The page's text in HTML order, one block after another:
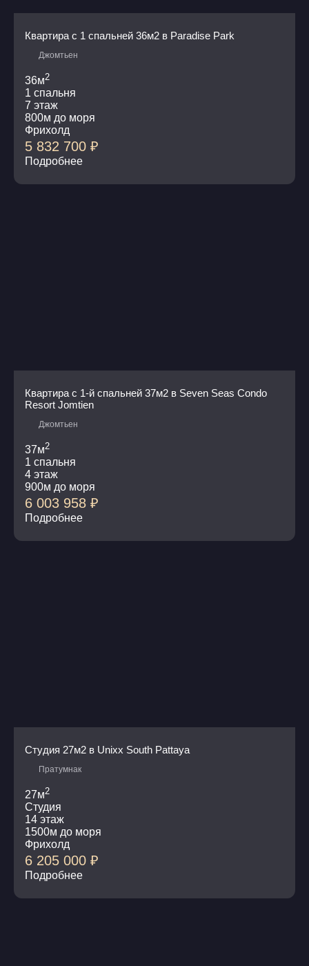
Квартира с 1 спальней 36м2 в Paradise Park
Джомтьен
36м2
1 спальня
7 этаж
800м до моря
Фрихолд
5 832 700 ₽
Подробнее
Квартира с 1-й спальней 37м2 в Seven Seas Condo
Resort Jomtien
Джомтьен
37м2
1 спальня
4 этаж
900м до моря
6 003 958 ₽
Подробнее
Студия 27м2 в Unixx South Pattaya
Пратумнак
27м2
Студия
14 этаж
1500м до моря
Фрихолд
6 205 000 ₽
Подробнее